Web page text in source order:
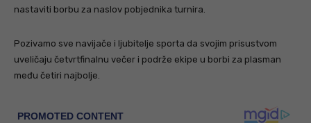
nastaviti borbu za naslov pobjednika turnira.
Pozivamo sve navijače i ljubitelje sporta da svojim prisustvom
uveličaju četvrtfinalnu večer i podrže ekipe u borbi za plasman
među četiri najbolje.